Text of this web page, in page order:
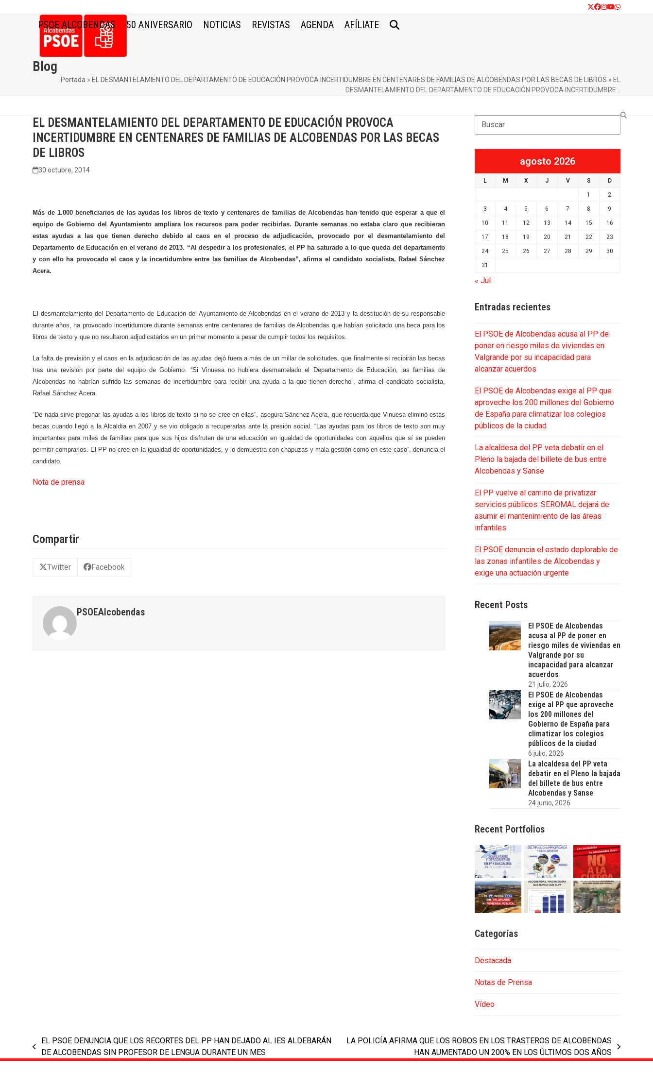
Twitter
Facebook
Instagram
YouTube
Whatsapp
PSOE ALCOBENDAS 50 ANIVERSARIO NOTICIAS REVISTAS AGENDA AFÍLIATE
Blog
Portada » EL DESMANTELAMIENTO DEL DEPARTAMENTO DE EDUCACIÓN PROVOCA INCERTIDUMBRE EN CENTENARES DE FAMILIAS DE ALCOBENDAS POR LAS BECAS DE LIBROS » EL
DESMANTELAMIENTO DEL DEPARTAMENTO DE EDUCACIÓN PROVOCA INCERTIDUMBRE…
EL DESMANTELAMIENTO DEL DEPARTAMENTO DE EDUCACIÓN PROVOCA
INCERTIDUMBRE EN CENTENARES DE FAMILIAS DE ALCOBENDAS POR LAS BECAS
DE LIBROS
30 octubre, 2014
Más de 1.000 beneficiarios de las ayudas los libros de texto y centenares de familias de Alcobendas han tenido que esperar a que el
equipo de Gobierno del Ayuntamiento ampliara los recursos para poder recibirlas. Durante semanas no estaba claro que recibieran
estas ayudas a las que tienen derecho debido al caos en el proceso de adjudicación, provocado por el desmantelamiento del
Departamento de Educación en el verano de 2013. “Al despedir a los profesionales, el PP ha saturado a lo que queda del departamento
y con ello ha provocado el caos y la incertidumbre entre las familias de Alcobendas”, afirma el candidato socialista, Rafael Sánchez
Acera.
El desmantelamiento del Departamento de Educación del Ayuntamiento de Alcobendas en el verano de 2013 y la destitución de su responsable
durante años, ha provocado incertidumbre durante semanas entre centenares de familias de Alcobendas que habían solicitado una beca para los
libros de texto y que no resultaron adjudicatarios en un primer momento a pesar de cumplir todos los requisitos.
La falta de previsión y el caos en la adjudicación de las ayudas dejó fuera a más de un millar de solicitudes, que finalmente sí recibirán las becas
tras una revisión por parte del equipo de Gobierno. “Si Vinuesa no hubiera desmantelado el Departamento de Educación, las familias de
Alcobendas no habrían sufrido las semanas de incertidumbre para recibir una ayuda a la que tienen derecho”, afirma el candidato socialista,
Rafael Sánchez Acera.
“De nada sirve pregonar las ayudas a los libros de texto si no se cree en ellas”, asegura Sánchez Acera, que recuerda que Vinuesa eliminó estas
becas cuando llegó a la Alcaldía en 2007 y se vio obligado a recuperarlas ante la presión social. “Las ayudas para los libros de texto son muy
importantes para miles de familias para que sus hijos disfruten de una educación en igualdad de oportunidades con aquellos que sí se pueden
permitir comprarlos. El PP no cree en la igualdad de oportunidades, y lo demuestra con chapuzas y mala gestión como en este caso”, denuncia el
candidato.
Nota de prensa
Compartir
Twitter Facebook
PSOEAlcobendas
Search
agosto 2026
L M X J V S D
1 2
3 4 5 6 7 8 9
10 11 12 13 14 15 16
17 18 19 20 21 22 23
24 25 26 27 28 29 30
31
« Jul
Entradas recientes
El PSOE de Alcobendas acusa al PP de
poner en riesgo miles de viviendas en
Valgrande por su incapacidad para
alcanzar acuerdos
El PSOE de Alcobendas exige al PP que
aproveche los 200 millones del Gobierno
de España para climatizar los colegios
públicos de la ciudad
La alcaldesa del PP veta debatir en el
Pleno la bajada del billete de bus entre
Alcobendas y Sanse
El PP vuelve al camino de privatizar
servicios públicos: SEROMAL dejará de
asumir el mantenimiento de las áreas
infantiles
El PSOE denuncia el estado deplorable de
las zonas infantiles de Alcobendas y
exige una actuación urgente
Recent Posts
El PSOE de Alcobendas
acusa al PP de poner en
riesgo miles de viviendas en
Valgrande por su
incapacidad para alcanzar
acuerdos
21 julio, 2026
El PSOE de Alcobendas
exige al PP que aproveche
los 200 millones del
Gobierno de España para
climatizar los colegios
públicos de la ciudad
6 julio, 2026
La alcaldesa del PP veta
debatir en el Pleno la bajada
del billete de bus entre
Alcobendas y Sanse
24 junio, 2026
Recent Portfolios
Categorías
Destacada
Notas de Prensa
Vídeo
previous
post:
EL PSOE DENUNCIA QUE LOS RECORTES DEL PP HAN DEJADO AL IES ALDEBARÁN
DE ALCOBENDAS SIN PROFESOR DE LENGUA DURANTE UN MES
post:
LA POLICÍA AFIRMA QUE LOS ROBOS EN LOS TRASTEROS DE ALCOBENDAS
HAN AUMENTADO UN 200% EN LOS ÚLTIMOS DOS AÑOS